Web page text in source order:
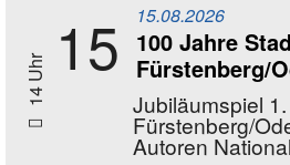
14 Uhr 15 15.08.2026
100 Jahre
Fürstenberg/
Jubiläumspiel
Fürstenberg/
Autoren